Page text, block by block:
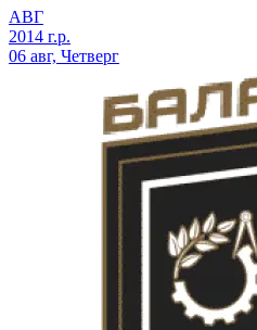
АВГ
2014 г.р.
06 авг, Четверг